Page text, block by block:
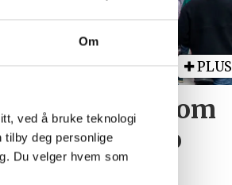
Om
ved å bruke teknologi
tilby deg personlige
Du velger hvem som
PLUS
burgerne som
– Er jo